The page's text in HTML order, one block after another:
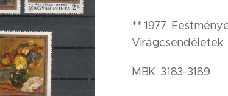
** 1977.
Virágcsendéletek
MBK: 3183-3189